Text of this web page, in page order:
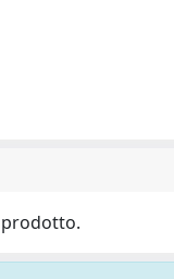
prodotto.